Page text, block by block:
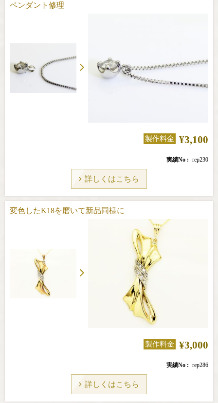
ペンダント修理
製作料金 ¥3,100
実績No rep230
詳しくはこちら
変色したK18を磨いて新品同様に
製作料金 ¥3,000
実績No rep286
詳しくはこちら